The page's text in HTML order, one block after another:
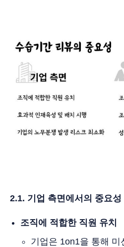
2.1. 기업 측면에서의 중요성
조직에 적합한 직원 유치
기업은 1on1을 통해